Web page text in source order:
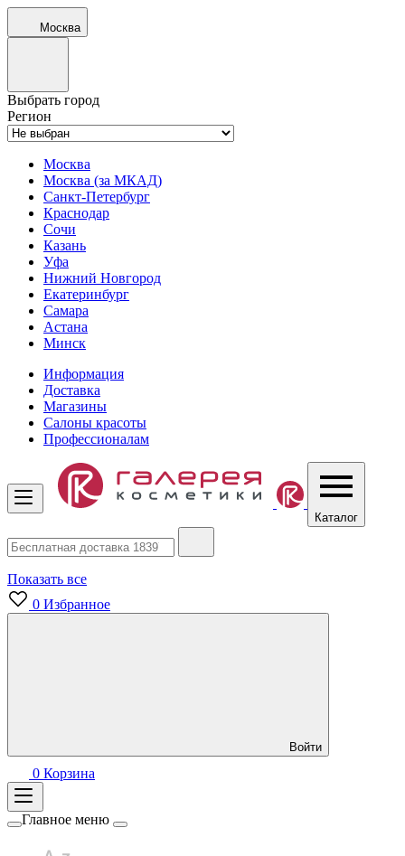
Москва
Выбрать город
Регион
Москва
Москва (за МКАД)
Санкт-Петербург
Краснодар
Сочи
Казань
Уфа
Нижний Новгород
Екатеринбург
Самара
Астана
Минск
Информация
Доставка
Магазины
Салоны красоты
Профессионалам
Каталог
Показать все
0 Избранное
Войти
0 Корзина
Главное меню